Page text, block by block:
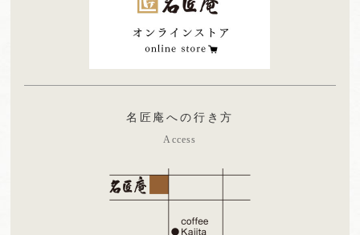
名匠庵への行き方
Access